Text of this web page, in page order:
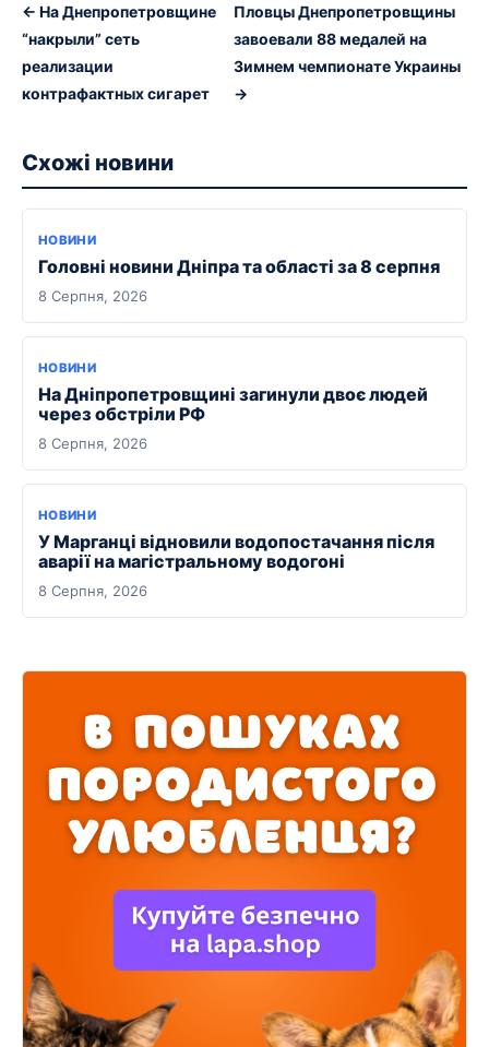
← На Днепропетровщине
“накрыли” сеть
реализации
контрафактных сигарет
Пловцы Днепропетровщины
завоевали 88 медалей на
Зимнем чемпионате Украины
→
Схожі новини
НОВИНИ
Головні новини Дніпра та області за 8 серпня
8 Серпня, 2026
НОВИНИ
На Дніпропетровщині загинули двоє людей
через обстріли РФ
8 Серпня, 2026
НОВИНИ
У Марганці відновили водопостачання після
аварії на магістральному водогоні
8 Серпня, 2026